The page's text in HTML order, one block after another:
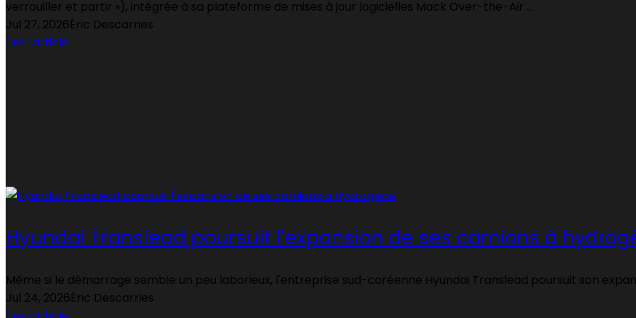
verrouiller et partir »), intégrée à sa plateforme de mises à jour logicielles Mack Over-the-Air ...
Jul 27, 2026Éric Descarries
Lire l'article
Hyundai Translead poursuit l'expansion de ses camions à
Même si le démarrage semble un peu laborieux, l'entreprise sud-coréenne Hyundai Translead poursuit son
Jul 24, 2026Éric Descarries